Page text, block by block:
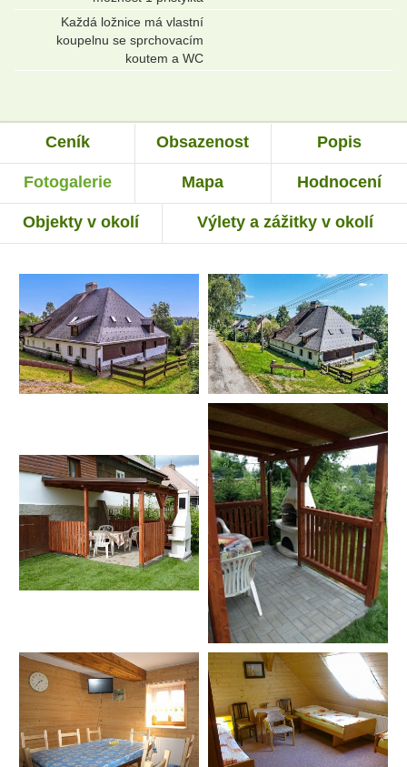
Každá ložnice má vlastní
koupelnu se sprchovacím
koutem a WC
Ceník Obsazenost Popis
Fotogalerie Mapa Hodnocení
Objekty v okolí Výlety a zážitky v okolí